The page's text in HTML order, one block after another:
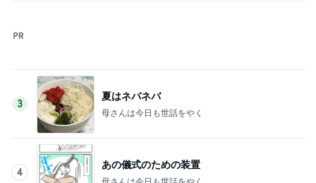
このジャンルの記事をもっと見る
次世代掃除機がやってきた！！
Amebaトピックス